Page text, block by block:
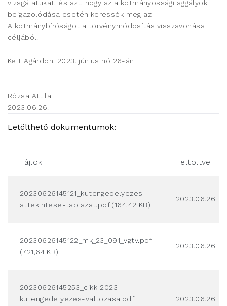
vizsgálatukat, és azt, hogy az alkotmányossági aggályok
beigazolódása esetén keressék meg az
Alkotmánybíróságot a törvénymódosítás visszavonása
céljából.
Kelt Agárdon, 2023. június hó 26-án
Rózsa Attila
2023.06.26.
Letölthető dokumentumok:
Fájlok Feltöltve
20230626145121_kutengedelyezes-
attekintese-tablazat.pdf (164,42 KB)
2023.06.26
20230626145122_mk_23_091_vgtv.pdf
(721,64 KB)
2023.06.26
20230626145253_cikk-2023-
kutengedelyezes-valtozasa.pdf
2023.06.26